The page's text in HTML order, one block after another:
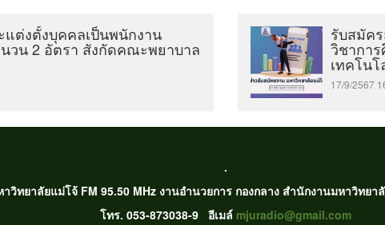
แต่งตั้งบุคคลเป็นพนักงาน
วน 2 อัตรา สังกัดคณะพยาบาล
รับสมัค
วิชากา
เทคโนโ
17/9/2567
.
วิทยาลัยแม่โจ้ FM 95.50 MHz งานอำนวยการ กองกลาง สำนักงานมหาวิทย
โทร. 053-873038-9 อีเมล์ mjuradio@gmail.com